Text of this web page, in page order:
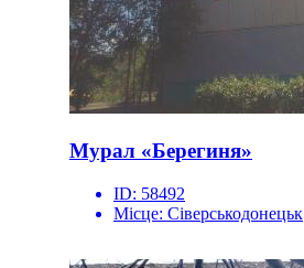
Мурал «Берегиня»
ID: 58492
Місце: Сіверськодонецьк